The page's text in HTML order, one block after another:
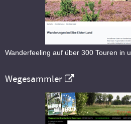
Wanderfeeling auf über 300 Touren in
Wegesammler